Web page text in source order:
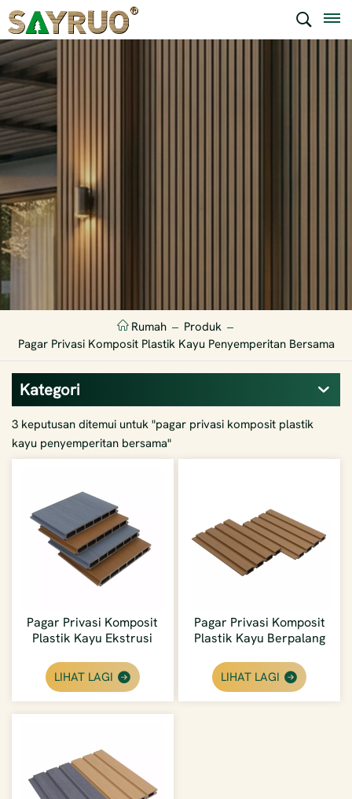
Rumah
Produk
Pagar Privasi Komposit Plastik Kayu Penyemperitan Bersama
Kategori
3 keputusan ditemui untuk "pagar privasi komposit plastik
kayu penyemperitan bersama"
Pagar Privasi Komposit
Plastik Kayu Ekstrusi
Luar Ekonomi
LIHAT LAGI
Pagar Privasi Komposit
Plastik Kayu Berpalang
Borong
LIHAT LAGI